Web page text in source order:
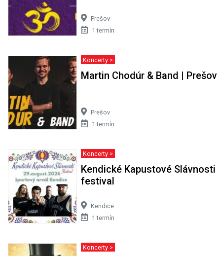
Prešov
1 termín
Koncerty >
Martin Chodúr & Band | Prešov
Prešov
1 termín
Koncerty >
Kendické Kapustové Slávnosti
festival
Kendice
1 termín
Koncerty >